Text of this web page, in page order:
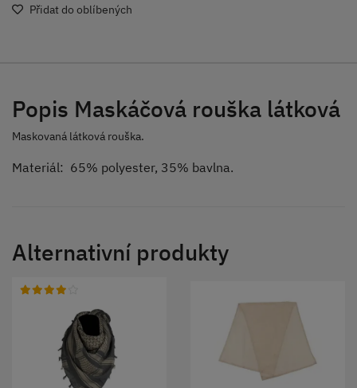
Přidat do oblíbených
Popis Maskáčová rouška látková
Maskovaná látková rouška.
Materiál: 65% polyester, 35% bavlna.
Alternativní produkty